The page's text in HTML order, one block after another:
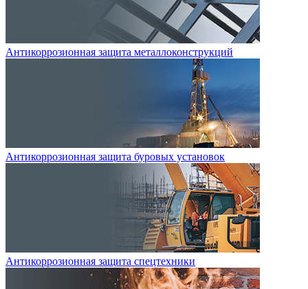
Антикоррозионная защита металлоконструкций
Антикоррозионная защита буровых установок
Антикоррозионная защита спецтехники